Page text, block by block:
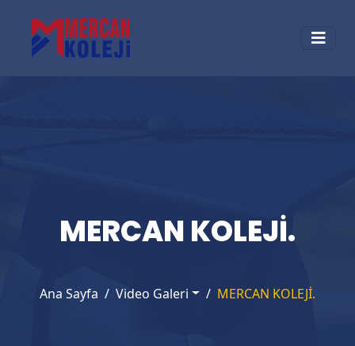
MERCAN KOLEJİ.
Ana Sayfa Video Galeri MERCAN KOLEJİ.